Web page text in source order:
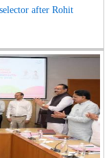
after Rohit